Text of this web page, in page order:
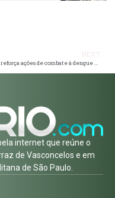
Itaquá reforça ações de combate à dengue com inspeções nos bairros
internet que reúne o
de Vasconcelos e em
de São Paulo.